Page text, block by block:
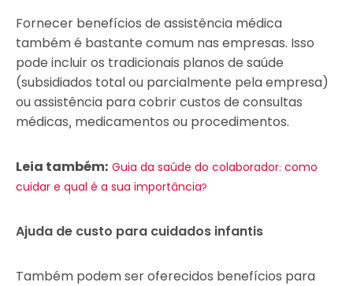
Fornecer benefícios de assistência médica
também é bastante comum nas empresas. Isso
pode incluir os tradicionais planos de saúde
(subsidiados total ou parcialmente pela empresa)
ou assistência para cobrir custos de consultas
médicas, medicamentos ou procedimentos.
Leia também: Guia da saúde do colaborador: como
cuidar e qual é a sua importância?
Ajuda de custo para cuidados infantis
Também podem ser oferecidos benefícios para